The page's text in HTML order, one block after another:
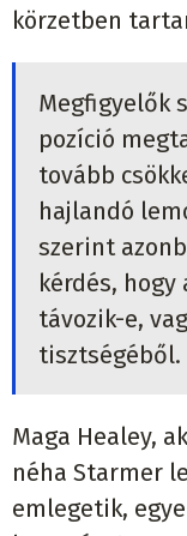
körzetben
Megfigyelők
pozíció
tovább
hajlandó
szerint
kérdés,
távozik-e,
tisztségéből.
Maga Healey,
néha Starmer
emlegetik,